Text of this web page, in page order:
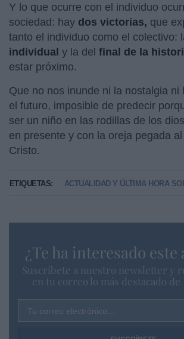
Y lo que ocurre con el individuo
sociedad: hay dos victorias, que
tanto el individuo como el colectivo:
individual y la del final de la
estar próximo.
Que no nos inunde ni la nostalgia ni
el futuro, imposible de predecir
ser un niño en las rodillas de los
en presente y con la oreja pegada
Cristo.
ETIQUETAS: ACTUALIDAD Y ÚLTIMA HORA
¿Te ha interesado
Suscríbete a nuestro newsletter y
en tu correo lo más destacado
Tu correo electrónico...